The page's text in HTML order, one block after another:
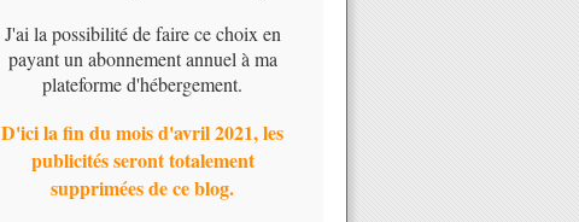
J'ai la possibilité de faire ce choix en
payant un abonnement annuel à ma
plateforme d'hébergement.
D'ici la fin du mois d'avril 2021, les
publicités seront totalement
supprimées de ce blog.